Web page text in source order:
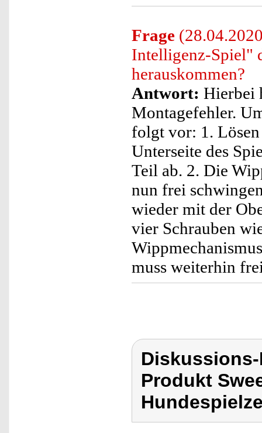
Frage
Intelligenz-Spiel"
herauskommen?
Antwort: Hierbei
Montagefehler.
folgt vor: 1.
Unterseite des
Teil ab. 2. Die
nun frei
wieder mit der
vier Schrauben
muss weiterhin
Produkt